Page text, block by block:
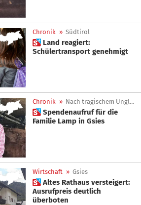
Chronik » Südtirol
 Land reagiert:
Schülertransport genehmigt
Chronik » Nach tragischem Unglück
 Spendenaufruf für die
Familie Lamp in Gsies
Wirtschaft » Gsies
 Altes Rathaus versteigert:
Ausrufpreis deutlich
überboten